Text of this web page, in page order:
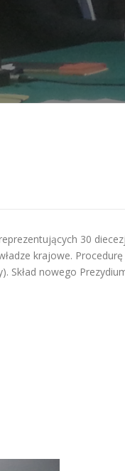
30
krajowe.
Skład nowego